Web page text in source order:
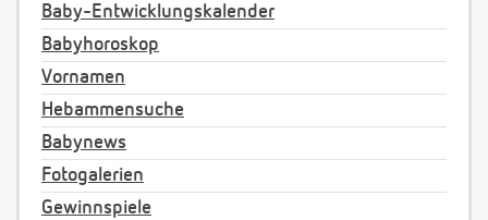
Baby-Entwicklungskalender
Babyhoroskop
Vornamen
Hebammensuche
Babynews
Fotogalerien
Gewinnspiele